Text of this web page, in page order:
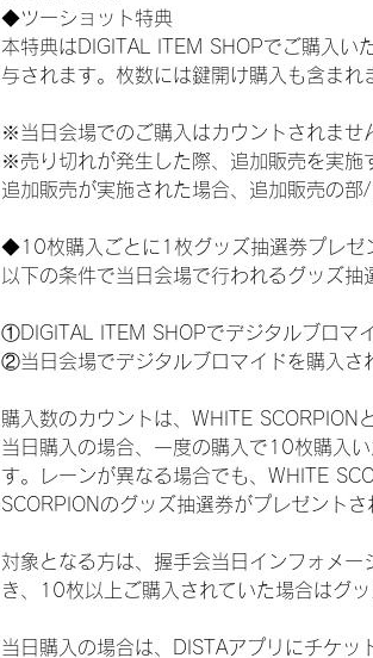
◆ツーショット特典
本特典はDIGITAL ITEM SHOPでご購入い
与されます。枚数には鍵開け購入も含まれ
※当日会場でのご購入はカウントされませ
※売り切れが発生した際、追加販売を実施
追加販売が実施された場合、追加販売の部
◆10枚購入ごとに1枚グッズ抽選券プレゼ
以下の条件で当日会場で行われるグッズ抽
①DIGITAL ITEM SHOPでデジタルブロマ
②当日会場でデジタルブロマイドを購入さ
購入数のカウントは、WHITE SCORPION
当日購入の場合、一度の購入で10枚購入
す。レーンが異なる場合でも、WHITE
SCORPIONのグッズ抽選券がプレゼント
対象となる方は、握手会当日インフォメ
き、10枚以上ご購入されていた場合はグ
当日購入の場合は、DISTAアプリにチケ